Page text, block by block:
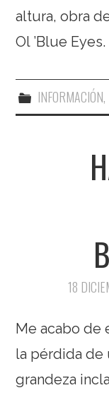
altura, obra
Ol ’Blue Eyes.
INFORMACIÓN,
18
Me acabo de
la pérdida de
grandeza